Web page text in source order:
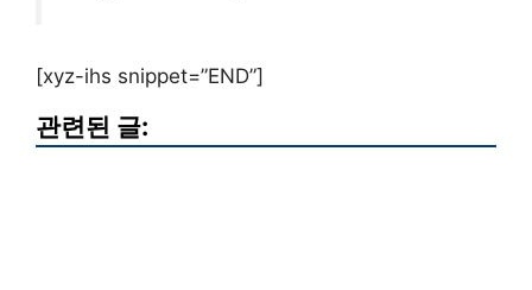
[xyz-ihs snippet=”END”]
관련된 글: